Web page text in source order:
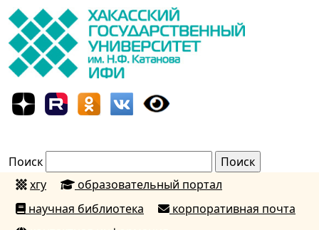
Поиск
хгу
образовательный портал
научная библиотека
корпоративная почта